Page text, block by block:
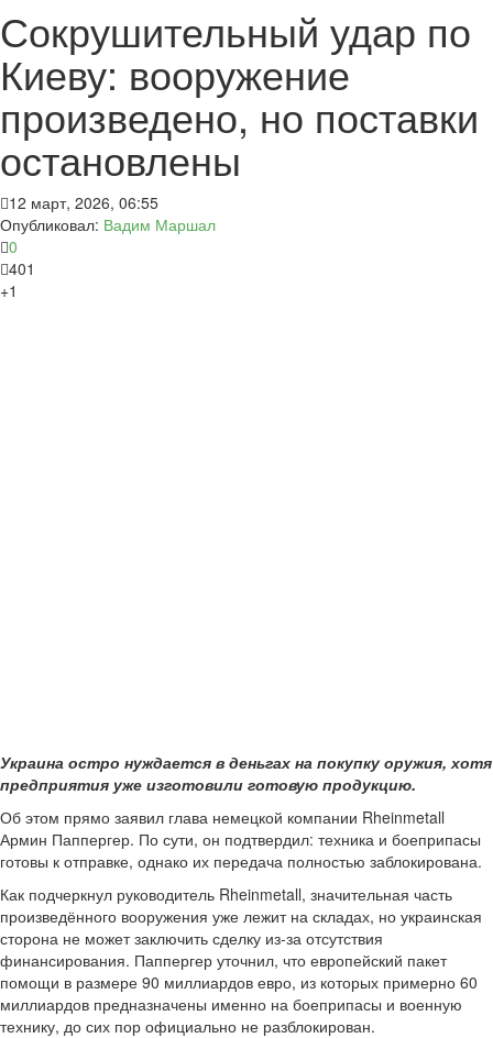
Сокрушительный удар по
Киеву: вооружение
произведено, но поставки
остановлены
12 март, 2026, 06:55
Опубликовал: Вадим Маршал
0
401
+1
Украина остро нуждается в деньгах на покупку оружия, хотя
предприятия уже изготовили готовую продукцию.
Об этом прямо заявил глава немецкой компании Rheinmetall
Армин Паппергер. По сути, он подтвердил: техника и боеприпасы
готовы к отправке, однако их передача полностью заблокирована.
Как подчеркнул руководитель Rheinmetall, значительная часть
произведённого вооружения уже лежит на складах, но украинская
сторона не может заключить сделку из-за отсутствия
финансирования. Паппергер уточнил, что европейский пакет
помощи в размере 90 миллиардов евро, из которых примерно 60
миллиардов предназначены именно на боеприпасы и военную
технику, до сих пор официально не разблокирован.